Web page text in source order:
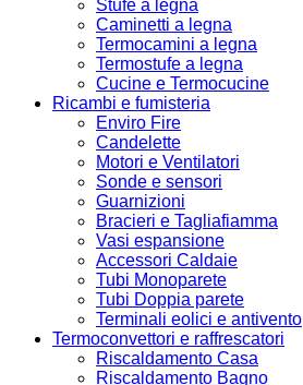
Stufe a legna
Caminetti a legna
Termocamini a legna
Termostufe a legna
Cucine e Termocucine
Ricambi e fumisteria
Enviro Fire
Candelette
Motori e Ventilatori
Sonde e sensori
Guarnizioni
Bracieri e Tagliafiamma
Vasi espansione
Accessori Caldaie
Tubi Monoparete
Tubi Doppia parete
Terminali eolici e antivento
Termoconvettori e raffrescatori
Riscaldamento Casa
Riscaldamento Bagno